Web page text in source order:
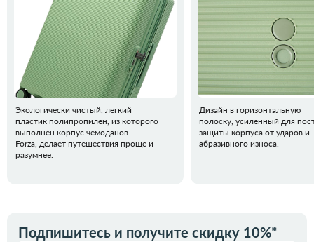
Экологически чистый, легкий
пластик полипропилен, из которого
выполнен корпус чемоданов
Forza, делает путешествия проще и
разумнее.
Дизайн в горизонтальную
полоску, усиленный для
защиты корпуса от ударов и
абразивного износа.
Подпишитесь и получите скидку 10%*